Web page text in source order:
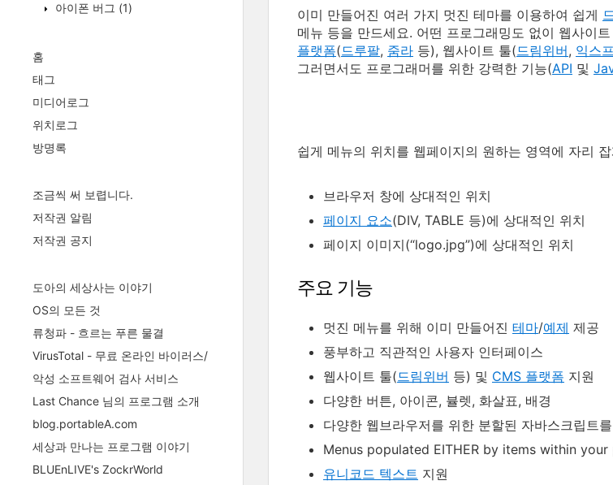
아이폰 버그 (1)
홈
태그
미디어로그
위치로그
방명록
조금씩 써 보렵니다.
저작권 알림
저작권 공지
도아의 세상사는 이야기
OS의 모든 것
류청파 - 흐르는 푸른 물결
VirusTotal - 무료 온라인 바이러스/
악성 소프트웨어 검사 서비스
Last Chance 님의 프로그램 소개
blog.portableA.com
세상과 만나는 프로그램 이야기
BLUEnLIVE's ZockrWorld
이미 만들어진 여러 가지 멋진 테마를 이용하여 쉽게
메뉴 등을 만드세요. 어떤 프로그래밍도 없이 웹사이
플랫폼(드루팔, 줌라 등), 웹사이트 툴(드림위버, 익스
그러면서도 프로그래머를 위한 강력한 기능(API 및
쉽게 메뉴의 위치를 웹페이지의 원하는 영역에 자리
브라우저 창에 상대적인 위치
페이지 요소(DIV, TABLE 등)에 상대적인 위치
페이지 이미지(“logo.jpg”)에 상대적인 위치
주요 기능
멋진 메뉴를 위해 이미 만들어진 테마/예제 제공
풍부하고 직관적인 사용자 인터페이스
웹사이트 툴(드림위버 등) 및 CMS 플랫폼 지원
다양한 버튼, 아이콘, 뷸렛, 화살표, 배경
다양한 웹브라우저를 위한 분할된 자바스크립트
Menus populated EITHER by items within
유니코드 텍스트 지원